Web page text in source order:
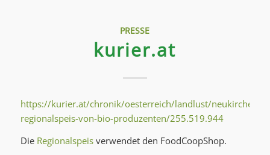
PRESSE
kurier.at
https://kurier.at/chronik/oesterreich/landlust/neukirchen-
regionalspeis-von-bio-produzenten/255.519.944
Die Regionalspeis verwendet den FoodCoopShop.